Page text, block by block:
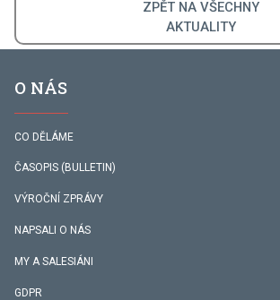
ZPĚT NA VŠECHNY
AKTUALITY
O NÁS
CO DĚLÁME
ČASOPIS (BULLETIN)
VÝROČNÍ ZPRÁVY
NAPSALI O NÁS
MY A SALESIÁNI
GDPR